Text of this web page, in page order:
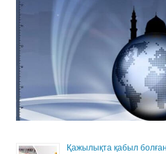
Қажылықта қабыл